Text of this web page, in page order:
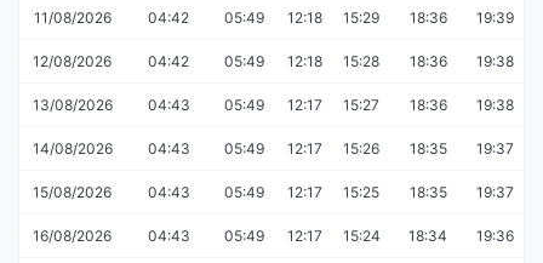
11/08/2026 04:42 05:49 12:18 15:29 18:36 19:39
12/08/2026 04:42 05:49 12:18 15:28 18:36 19:38
13/08/2026 04:43 05:49 12:17 15:27 18:36 19:38
14/08/2026 04:43 05:49 12:17 15:26 18:35 19:37
15/08/2026 04:43 05:49 12:17 15:25 18:35 19:37
16/08/2026 04:43 05:49 12:17 15:24 18:34 19:36